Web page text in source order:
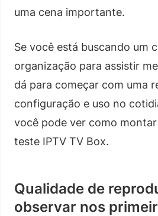
uma cena importante.
Se você está buscando um
organização para assistir
dá para começar com uma
configuração e uso no
você pode ver como
teste IPTV TV Box.
Qualidade de
observar nos